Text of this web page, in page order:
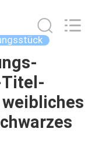
Titel-